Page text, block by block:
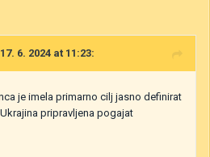
6. 2024 at 11:23:
je imela primarno cilj jasno definirat
pripravljena pogajat